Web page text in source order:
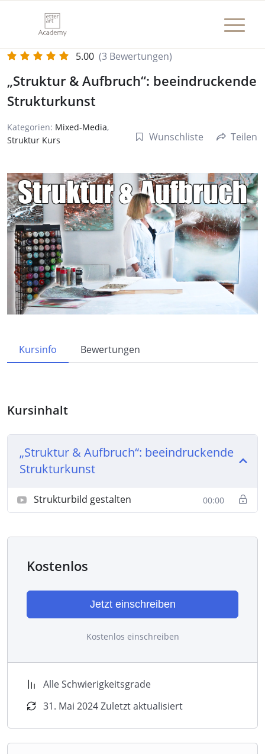
5.00 (3 Bewertungen)
„Struktur & Aufbruch“: beeindruckende
Strukturkunst
Kategorien: Mixed-Media,
Struktur Kurs
Wunschliste Teilen
Kursinfo Bewertungen
Kursinhalt
„Struktur & Aufbruch“: beeindruckende
Strukturkunst
Strukturbild gestalten 00:00
Kostenlos
Jetzt einschreiben
Kostenlos einschreiben
Alle Schwierigkeitsgrade
31. Mai 2024 Zuletzt aktualisiert